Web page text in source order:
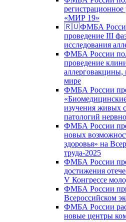
регистрационное
«МИР 19»
🇷🇺ФМБА России
проведение III
исследования
ФМБА России
проведение
мире
ФМБА России
изучения живых
патологий
ФМБА России
новых
здоровья» на
труда-2025
ФМБА России
достижения
V Конгрессе
ФМБА России
Всероссийском
ФМБА России
новые центры